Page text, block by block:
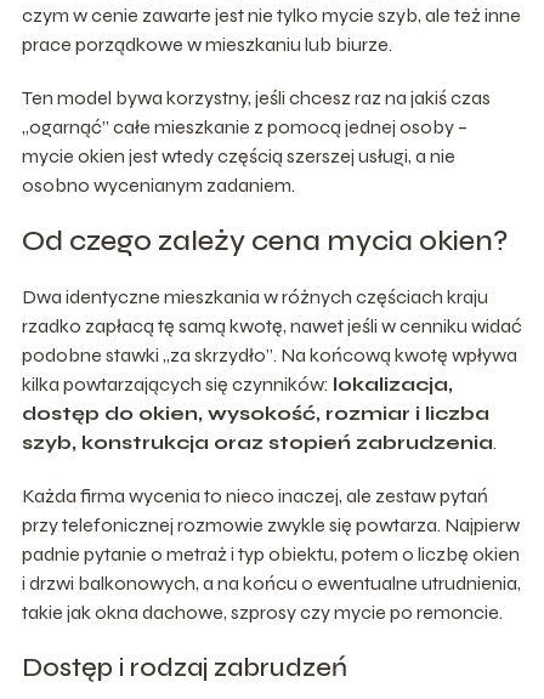
czym w cenie zawarte jest nie tylko mycie szyb, ale też inne
prace porządkowe w mieszkaniu lub biurze.
Ten model bywa korzystny, jeśli chcesz raz na jakiś czas
„ogarnąć” całe mieszkanie z pomocą jednej osoby –
mycie okien jest wtedy częścią szerszej usługi, a nie
osobno wycenianym zadaniem.
Od czego zależy cena mycia okien?
Dwa identyczne mieszkania w różnych częściach kraju
rzadko zapłacą tę samą kwotę, nawet jeśli w cenniku widać
podobne stawki „za skrzydło”. Na końcową kwotę wpływa
kilka powtarzających się czynników: lokalizacja,
dostęp do okien, wysokość, rozmiar i liczba
szyb, konstrukcja oraz stopień zabrudzenia.
Każda firma wycenia to nieco inaczej, ale zestaw pytań
przy telefonicznej rozmowie zwykle się powtarza. Najpierw
padnie pytanie o metraż i typ obiektu, potem o liczbę okien
i drzwi balkonowych, a na końcu o ewentualne utrudnienia,
takie jak okna dachowe, szprosy czy mycie po remoncie.
Dostęp i rodzaj zabrudzeń